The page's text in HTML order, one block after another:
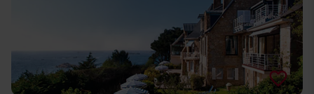
favorite_border